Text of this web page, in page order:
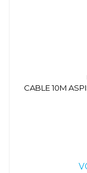
CABLE 10M